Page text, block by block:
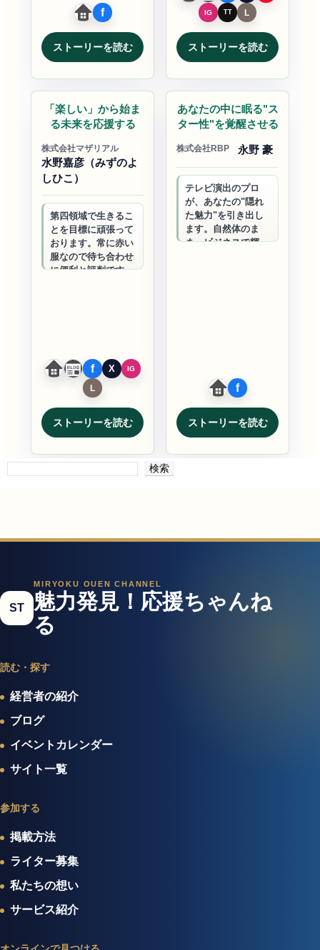
ストーリーを読む ストーリーを読む
「楽しい」から始ま
る未来を応援する
株式会社マザリアル
水野嘉彦（みずのよ
しひこ）
第四領域で生きるこ
とを目標に頑張って
おります。常に赤い
服なので待ち合わせ
に便利と評判です。
ストーリーを読む
あなたの中に眠る"ス
ター性"を覚醒させる
株式会社RBP 永野 豪
テレビ演出のプロ
が、あなたの"隠れ
た魅力"を引き出し
ます。自然体のま
ま、ビジネスで輝く
ストーリーを読む
検索
ST
MIRYOKU OUEN CHANNEL
魅力発見！応援ちゃんね
る
読む・探す
経営者の紹介
ブログ
イベントカレンダー
サイト一覧
参加する
掲載方法
ライター募集
私たちの想い
サービス紹介